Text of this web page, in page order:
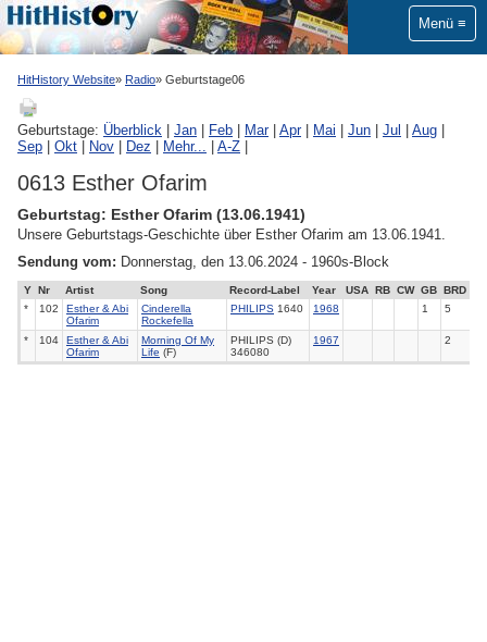
Menü
HitHistory Website Radio Geburtstage06
Geburtstage: Überblick Jan Feb Mar| Apr| Mai Jun Jul Aug
Sep
Okt Nov Dez Mehr... A-Z
0613 Esther Ofarim
Geburtstag: Esther Ofarim (13.06.1941)
Unsere Geburtstags-Geschichte über Esther Ofarim am 13.06.1941.
Sendung vom: Donnerstag, den 13.06.2024 - 1960s-Block
Y Nr Artist Song Record-Label Year USA RB CW GB
BRD
*
102
Esther & Abi
Ofarim
Cinderella
Rockefella
PHILIPS 1640 1968 1 5
* 104
Esther & Abi
Ofarim
Morning Of My
Life (F)
PHILIPS (D)
346080
1967 2